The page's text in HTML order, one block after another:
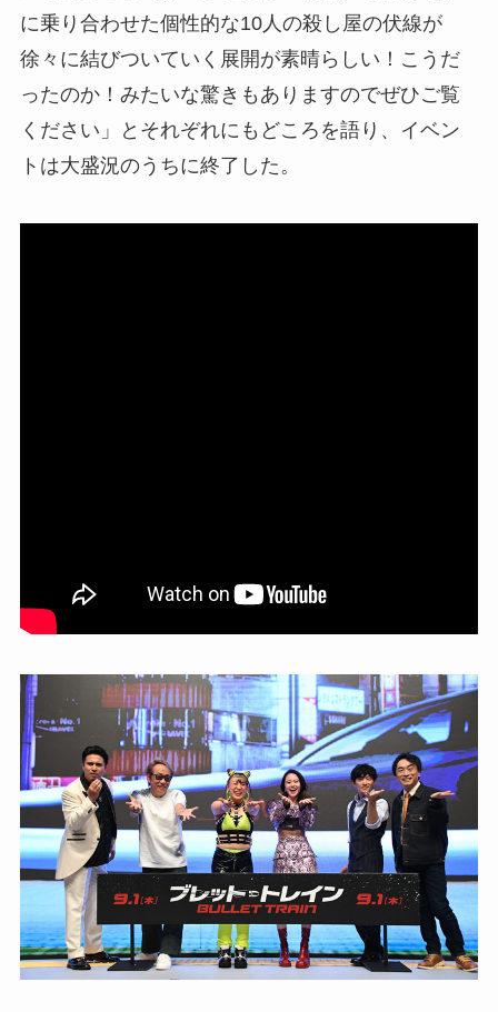
に乗り合わせた個性的な10人の殺し屋の伏線が
徐々に結びついていく展開が素晴らしい！こうだ
ったのか！みたいな驚きもありますのでぜひご覧
ください」とそれぞれにもどころを語り、イベン
トは大盛況のうちに終了した。